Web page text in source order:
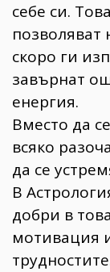
себе си.
позволяват
скоро ги
завърнат
енергия.
Вместо да
всяко
да се
В
добри в
мотивация